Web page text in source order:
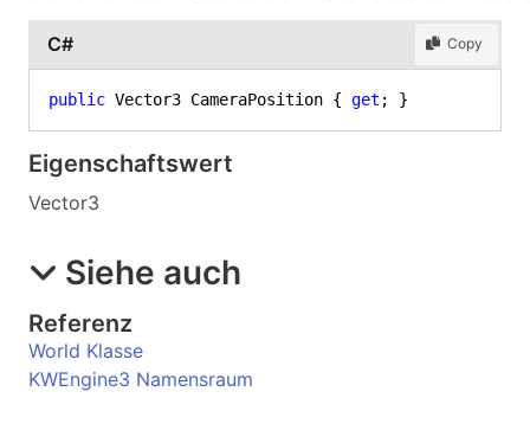
C# Copy
public Vector3 CameraPosition { get ; }
Eigenschaftswert
Vector3
Siehe auch
Referenz
World Klasse
KWEngine3 Namensraum